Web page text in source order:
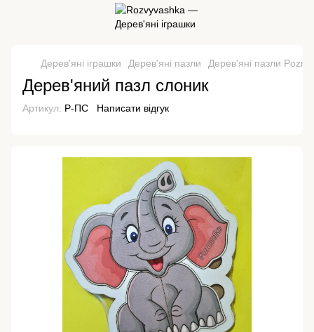
Дерев'яні іграшки Дерев'яні пазли Дерев'яні пазли
Дерев'яний пазл слоник
Артикул: Р-ПС Написати відгук